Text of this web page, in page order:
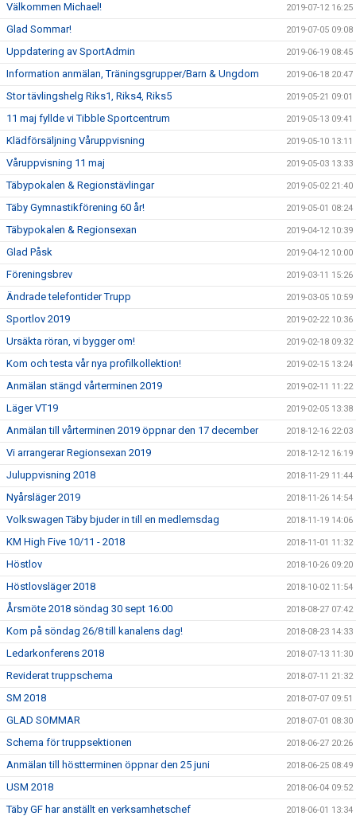
Välkommen Michael! 2019-07-12 16:25
Glad Sommar! 2019-07-05 09:08
Uppdatering av SportAdmin 2019-06-19 08:45
Information anmälan, Träningsgrupper/Barn & Ungdom 2019-06-18 20:47
Stor tävlingshelg Riks1, Riks4, Riks5 2019-05-21 09:01
11 maj fyllde vi Tibble Sportcentrum 2019-05-13 09:41
Klädförsäljning Våruppvisning 2019-05-10 13:11
Våruppvisning 11 maj 2019-05-03 13:33
Täbypokalen & Regionstävlingar 2019-05-02 21:40
Täby Gymnastikförening 60 år! 2019-05-01 08:24
Täbypokalen & Regionsexan 2019-04-12 10:39
Glad Påsk 2019-04-12 10:00
Föreningsbrev 2019-03-11 15:26
Ändrade telefontider Trupp 2019-03-05 10:59
Sportlov 2019 2019-02-22 10:36
Ursäkta röran, vi bygger om! 2019-02-18 09:32
Kom och testa vår nya profilkollektion! 2019-02-15 13:24
Anmälan stängd vårterminen 2019 2019-02-11 11:22
Läger VT19 2019-02-05 13:38
Anmälan till vårterminen 2019 öppnar den 17 december 2018-12-16 22:03
Vi arrangerar Regionsexan 2019 2018-12-12 16:19
Juluppvisning 2018 2018-11-29 11:44
Nyårsläger 2019 2018-11-26 14:54
Volkswagen Täby bjuder in till en medlemsdag 2018-11-19 14:06
KM High Five 10/11 - 2018 2018-11-01 11:32
Höstlov 2018-10-26 09:20
Höstlovsläger 2018 2018-10-02 11:54
Årsmöte 2018 söndag 30 sept 16:00 2018-08-27 07:42
Kom på söndag 26/8 till kanalens dag! 2018-08-23 14:33
Ledarkonferens 2018 2018-07-13 11:30
Reviderat truppschema 2018-07-11 21:32
SM 2018 2018-07-07 09:51
GLAD SOMMAR 2018-07-01 08:30
Schema för truppsektionen 2018-06-27 20:26
Anmälan till höstterminen öppnar den 25 juni 2018-06-25 08:49
USM 2018 2018-06-04 09:52
Täby GF har anställt en verksamhetschef 2018-06-01 13:34